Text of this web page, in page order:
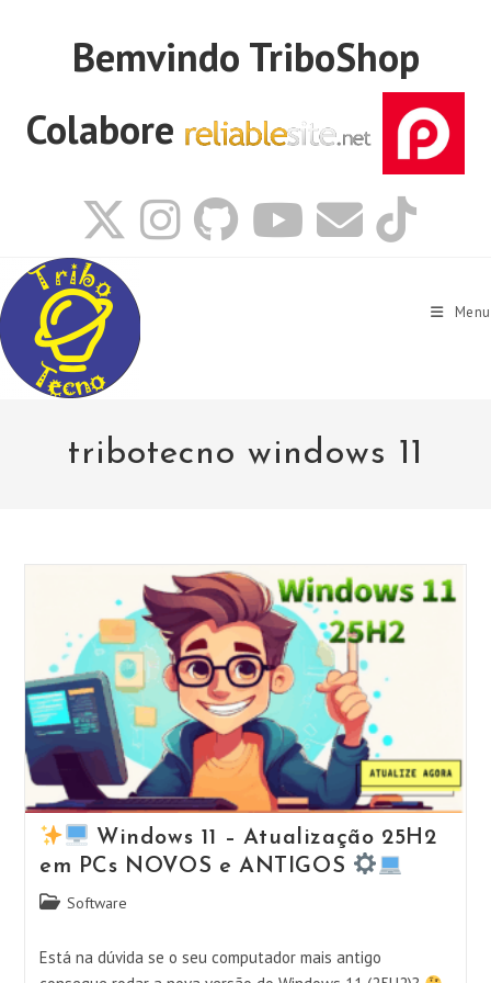
Bemvindo TriboShop
Colabore
Menu
tribotecno windows 11
Windows 11 – Atualização 25H2
em PCs NOVOS e ANTIGOS
Categoria
post:
Software
Está na dúvida se o seu computador mais antigo